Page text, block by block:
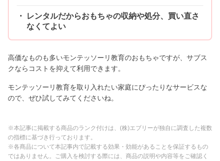
レンタルだからおもちゃの収納や処分、買い直さ
なくてよい
高価なものも多いモンテッソーリ教育のおもちゃですが、サブス
クならコストを抑えて利用できます。
モンテッソーリ教育を取り入れたい家庭にぴったりなサービスな
ので、ぜひ試してみてくださいね。
※本記事に掲載する商品のランク付けは、(株)エブリーが独自に調査した複数
の指標に基づき行っております。
※各商品について本記事内で記載する効果・効能があることを保証するもの
ではありません。ご購入を検討する際には、商品の説明や内容等をご確認く